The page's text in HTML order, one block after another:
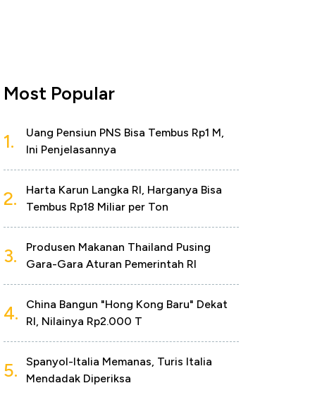
Most Popular
1.
Uang Pensiun PNS Bisa Tembus Rp1 M,
Ini Penjelasannya
2.
Harta Karun Langka RI, Harganya Bisa
Tembus Rp18 Miliar per Ton
3.
Produsen Makanan Thailand Pusing
Gara-Gara Aturan Pemerintah RI
4.
China Bangun "Hong Kong Baru" Dekat
RI, Nilainya Rp2.000 T
5.
Spanyol-Italia Memanas, Turis Italia
Mendadak Diperiksa